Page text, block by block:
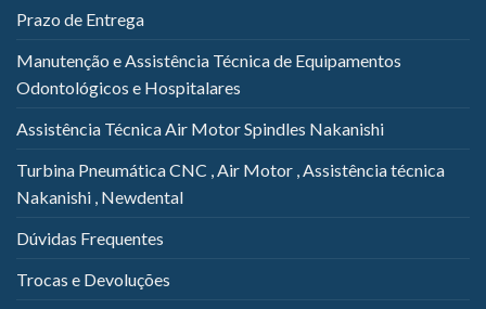
Prazo de Entrega
Manutenção e Assistência Técnica de Equipamentos
Odontológicos e Hospitalares
Assistência Técnica Air Motor Spindles Nakanishi
Turbina Pneumática CNC , Air Motor , Assistência técnica
Nakanishi , Newdental
Dúvidas Frequentes
Trocas e Devoluções